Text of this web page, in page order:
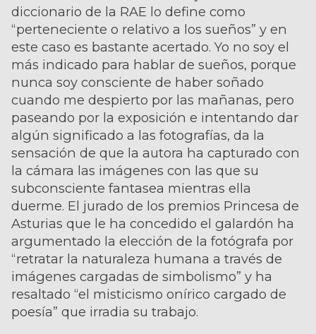
diccionario de la RAE lo define como
“perteneciente o relativo a los sueños” y en
este caso es bastante acertado. Yo no soy el
más indicado para hablar de sueños, porque
nunca soy consciente de haber soñado
cuando me despierto por las mañanas, pero
paseando por la exposición e intentando dar
algún significado a las fotografías, da la
sensación de que la autora ha capturado con
la cámara las imágenes con las que su
subconsciente fantasea mientras ella
duerme. El jurado de los premios Princesa de
Asturias que le ha concedido el galardón ha
argumentado la elección de la fotógrafa por
“retratar la naturaleza humana a través de
imágenes cargadas de simbolismo” y ha
resaltado “el misticismo onírico cargado de
poesía” que irradia su trabajo.